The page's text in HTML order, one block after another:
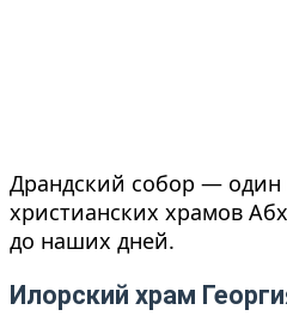
Драндский собор —
христианских храмов
до наших дней.
Илорский храм